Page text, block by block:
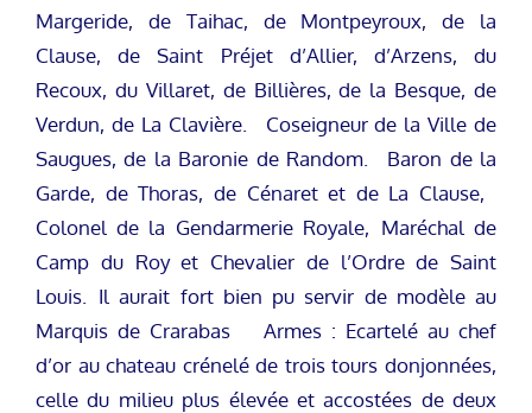
Margeride, de Taihac, de Montpeyroux, de la
Clause, de Saint Préjet d’Allier, d’Arzens, du
Recoux, du Villaret, de Billières, de la Besque, de
Verdun, de La Clavière. Coseigneur de la Ville de
Saugues, de la Baronie de Random. Baron de la
Garde, de Thoras, de Cénaret et de La Clause,
Colonel de la Gendarmerie Royale, Maréchal de
Camp du Roy et Chevalier de l’Ordre de Saint
Louis. Il aurait fort bien pu servir de modèle au
Marquis de Crarabas Armes : Ecartelé au chef
d’or au chateau crénelé de trois tours donjonnées,
celle du milieu plus élevée et accostées de deux